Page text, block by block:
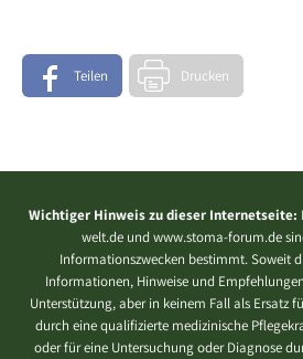
Teilen Drucken
Wichtiger Hinweis zu dieser Internetseite:
welt.de und www.stoma-forum.de
Informationszwecken bestimmt. Soweit
Informationen, Hinweise und
Unterstützung, aber in keinem Fall als Ersatz
durch eine qualifizierte medizinische
oder für eine Untersuchung oder Diagnose